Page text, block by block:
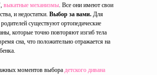
выкатные механизмы. Все они имеют свои
и недостатки. Выбор за вами. Для
существуют ортопедические
которые точно повторяют изгиб тела
сна, что положительно отражается на
моментов выбора детского дивана